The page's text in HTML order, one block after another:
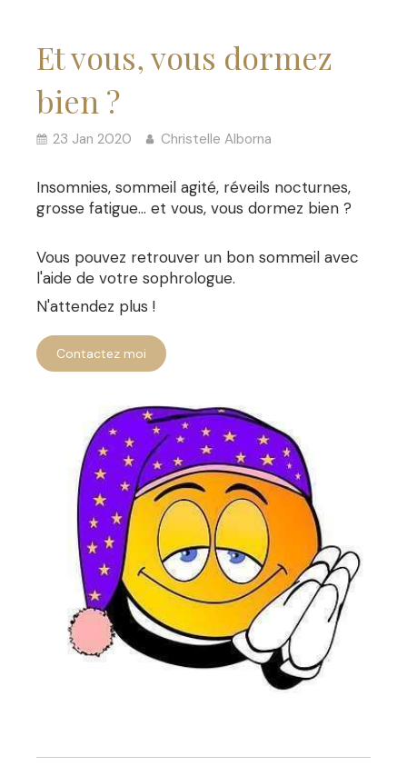
Et vous, vous dormez
bien ?
23 Jan 2020 Christelle Alborna
Insomnies, sommeil agité, réveils nocturnes,
grosse fatigue... et vous, vous dormez bien ?
Vous pouvez retrouver un bon sommeil avec
l'aide de votre sophrologue.
N'attendez plus !
Contactez moi